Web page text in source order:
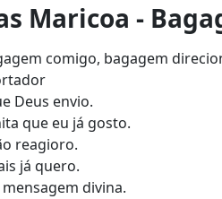
Maricoa -
comigo, bagagem
Deus envio.
que eu já gosto.
reagioro.
já quero.
divina.